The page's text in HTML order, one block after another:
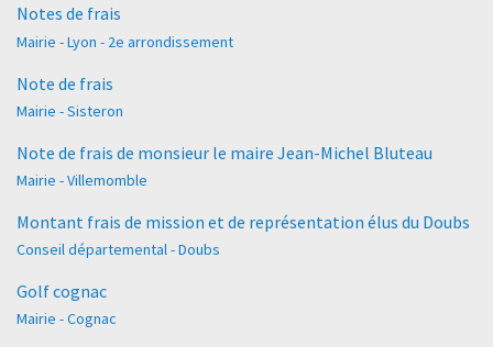
Notes de frais
Mairie - Lyon - 2e arrondissement
Note de frais
Mairie - Sisteron
Note de frais de monsieur le maire Jean-Michel Bluteau
Mairie - Villemomble
Montant frais de mission et de représentation élus du Doubs
Conseil départemental - Doubs
Golf cognac
Mairie - Cognac